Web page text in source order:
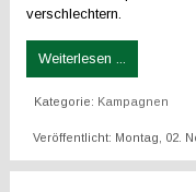
verschlechtern.
Weiterlesen ...
Kategorie: Kampagnen
Veröffentlicht: Montag, 02.